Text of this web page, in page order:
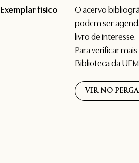
Exemplar físico
O acervo
podem ser
livro de interesse.
Para verificar
Biblioteca da
VER NO